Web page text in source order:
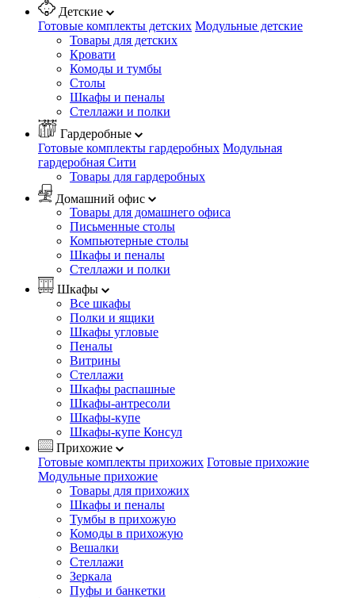
Детские
Готовые комплекты детских Модульные детские
Товары для детских
Кровати
Комоды и тумбы
Столы
Шкафы и пеналы
Стеллажи и полки
Гардеробные
Готовые комплекты гардеробных Модульная
гардеробная Сити
Товары для гардеробных
Домашний офис
Товары для домашнего офиса
Письменные столы
Компьютерные столы
Шкафы и пеналы
Стеллажи и полки
Шкафы
Все шкафы
Полки и ящики
Шкафы угловые
Пеналы
Витрины
Стеллажи
Шкафы распашные
Шкафы-антресоли
Шкафы-купе
Шкафы-купе Консул
Прихожие
Готовые комплекты прихожих Готовые прихожие
Модульные прихожие
Товары для прихожих
Шкафы и пеналы
Тумбы в прихожую
Комоды в прихожую
Вешалки
Стеллажи
Зеркала
Пуфы и банкетки